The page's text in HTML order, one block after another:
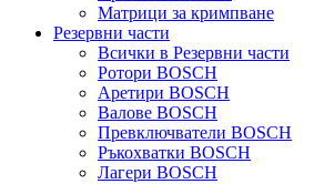
Матрици за кримпване
Резервни части
Всички в Резервни части
Ротори BOSCH
Аретири BOSCH
Валове BOSCH
Превключватели BOSCH
Ръкохватки BOSCH
Лагери BOSCH